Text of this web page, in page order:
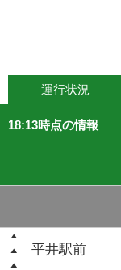
運行状況
18:13時点の情報
平井駅前